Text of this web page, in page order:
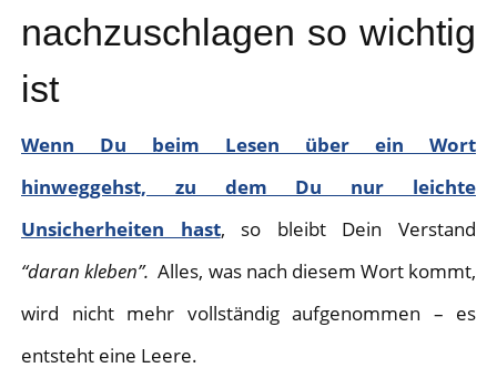
nachzuschlagen so wichtig
ist
Wenn Du beim Lesen über ein Wort
hinweggehst, zu dem Du nur leichte
Unsicherheiten hast, so bleibt Dein Verstand
“daran kleben”. Alles, was nach diesem Wort kommt,
wird nicht mehr vollständig aufgenommen – es
entsteht eine Leere.